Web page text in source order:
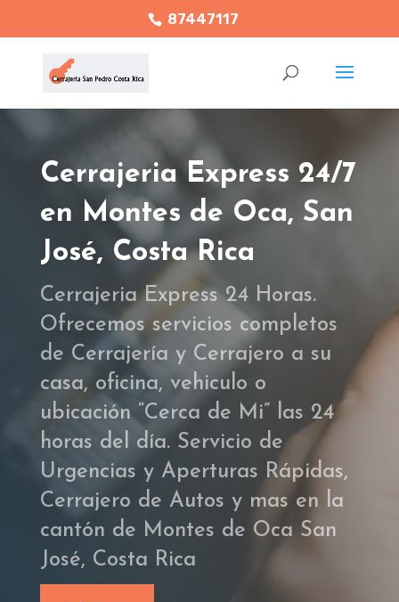
87447117
Cerrajeria Express 24/7
en Montes de Oca, San
José, Costa Rica
Cerrajeria Express 24 Horas.
Ofrecemos servicios completos
de Cerrajería y Cerrajero a su
casa, oficina, vehiculo o
ubicación “Cerca de Mi” las 24
horas del día. Servicio de
Urgencias y Aperturas Rápidas,
Cerrajero de Autos y mas en la
cantón de Montes de Oca San
José, Costa Rica